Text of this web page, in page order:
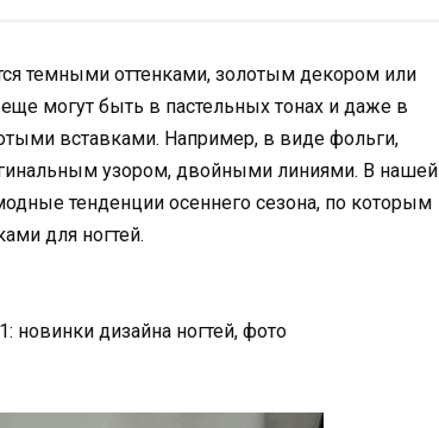
темными оттенками, золотым декором или
могут быть в пастельных тонах и даже в
вставками. Например, в виде фольги,
узором, двойными линиями. В нашей
тенденции осеннего сезона, по которым
для ногтей.